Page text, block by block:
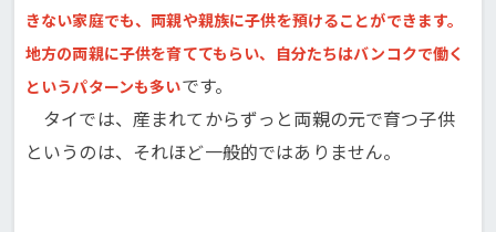
きない家庭でも、両親や親族に子供を預けることができます。
地方の両親に子供を育ててもらい、自分たちはバンコクで働く
というパターンも多いです。
タイでは、産まれてからずっと両親の元で育つ子供
というのは、それほど一般的ではありません。